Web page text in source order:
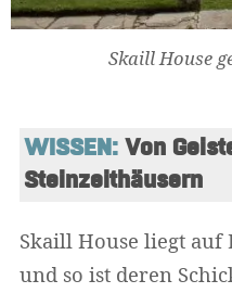
Skaill House
WISSEN: Von
Steinzeithäusern
Skaill House liegt auf
und so ist deren